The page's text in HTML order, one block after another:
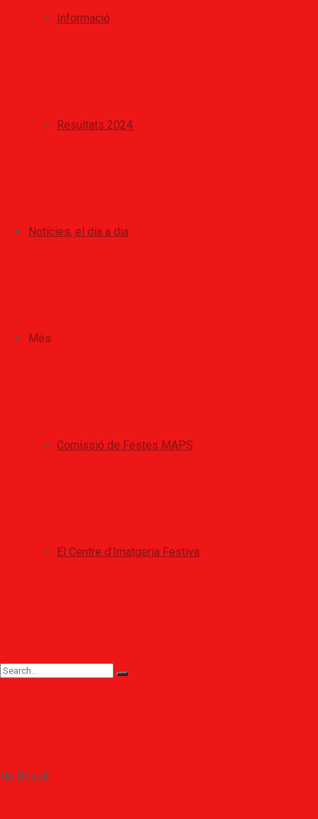
Informació
Resultats 2024
Notícies, el dia a dia
Més
Comissió de Festes MAPS
El Centre d’Imatgeria Festiva
No Result